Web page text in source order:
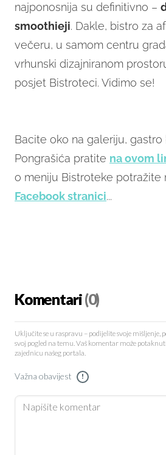
najponosnija su definitivno –
smoothieji. Dakle, bistro za
večeru, u samom centru
vrhunski dizajniranom
posjet Bistroteci. Vidimo se!
Bacite oko na galeriju, gastro
Pongrašića pratite na ovom
o meniju Bistroteke potražite
Facebook stranici...
Komentari(0)
Uključite se u raspravu – podijelite svoje mišljenje,
svoj pogled na temu. Vaš komentar može
zajednicu našeg portala.
Važna obavijest !